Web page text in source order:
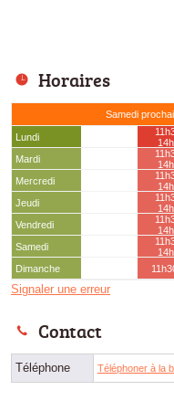
Horaires
Samedi
Lundi
Mardi
Mercredi
Jeudi
Vendredi
Samedi
Dimanche
Signaler une erreur
Contact
Téléphone Téléphoner à la